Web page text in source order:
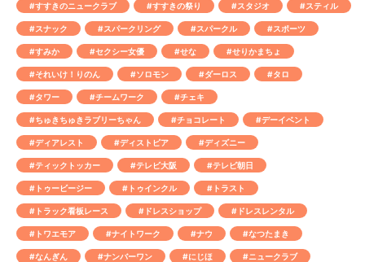
#すすきのニュークラブ #すすきの祭り #スタジオ #スティル
#スナック #スパークリング #スパークル #スポーツ
#すみか #セクシー女優 #せな #せりかまちょ
#それいけ！りのん #ソロモン #ダーロス #タロ
#タワー #チームワーク #チェキ
#ちゅきちゅきラブリーちゃん #チョコレート #デーイベント
#ディアレスト #ディストピア #ディズニー
#ティックトッカー #テレビ大阪 #テレビ朝日
#トゥービージー #トゥインクル #トラスト
#トラック看板レース #ドレスショップ #ドレスレンタル
#トワエモア #ナイトワーク #ナウ #なつたまき
#なんぎん #ナンバーワン #にじほ #ニュークラブ